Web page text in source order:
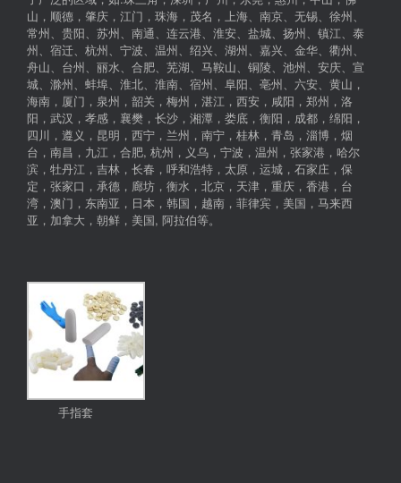
山，顺德，肇庆，江门，珠海，茂名，上海、南京、无锡、徐州、
常州、贵阳、苏州、南通、连云港、淮安、盐城、扬州、镇江、泰
州、宿迁、杭州、宁波、温州、绍兴、湖州、嘉兴、金华、衢州、
舟山、台州、丽水、合肥、芜湖、马鞍山、铜陵、池州、安庆、宣
城、滁州、蚌埠、淮北、淮南、宿州、阜阳、亳州、六安、黄山，
海南，厦门，泉州，韶关，梅州，湛江，西安，咸阳，郑州，洛
阳，武汉，孝感，襄樊，长沙，湘潭，娄底，衡阳，成都，绵阳，
四川，遵义，昆明，西宁，兰州，南宁，桂林，青岛，淄博，烟
台，南昌，九江，合肥, 杭州，义乌，宁波，温州，张家港，哈尔
滨，牡丹江，吉林，长春，呼和浩特，太原，运城，石家庄，保
定，张家口，承德，廊坊，衡水，北京，天津，重庆，香港，台
湾，澳门，东南亚，日本，韩国，越南，菲律宾，美国，马来西
亚，加拿大，朝鲜，美国, 阿拉伯等。
手指套